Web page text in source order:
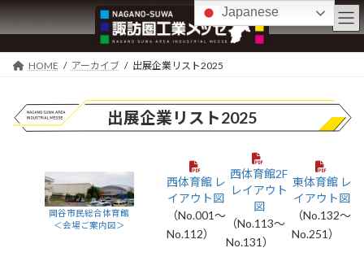
コ
ン
ン
ナ
ビ
ー
HOME アーカイブ 出展企業リスト2025
出展企業リスト2025
岡谷市民総合体育館
＜会場ご案内図＞
西体育館 レ
イアウト図
（No.001〜
No.112）
西体育館2F
レイアウト
図
（No.113〜
No.131）
東体育館 レ
イアウト図
（No.132〜
No.251）
Japanese